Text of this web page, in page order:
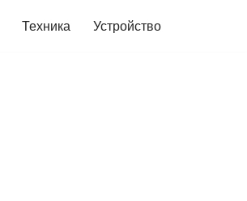
Техника Устройство